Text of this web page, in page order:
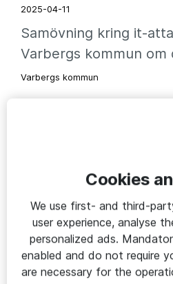
2025-04-11
Samövning kring it-
Varbergs kommun
Varbergs kommun
Cookies
We use first- and third-
user experience, analyse
personalized ads.
enabled and do not require
are necessary for the